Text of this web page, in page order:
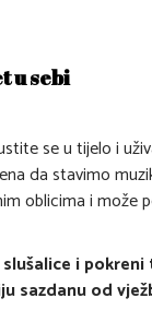
u sebi
se u tijelo i
da stavimo
oblicima i može
i
sazdanu od